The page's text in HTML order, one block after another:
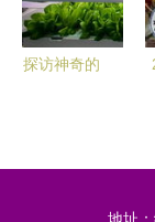
探访神奇的